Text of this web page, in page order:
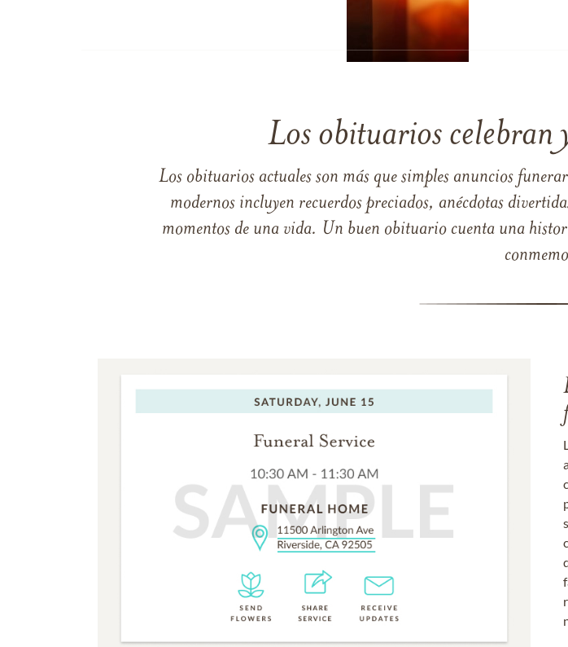
Los obituarios celebran
Los obituarios actuales son más que simples anuncios
modernos incluyen recuerdos preciados, anécdotas
momentos de una vida. Un buen obituario cuenta una